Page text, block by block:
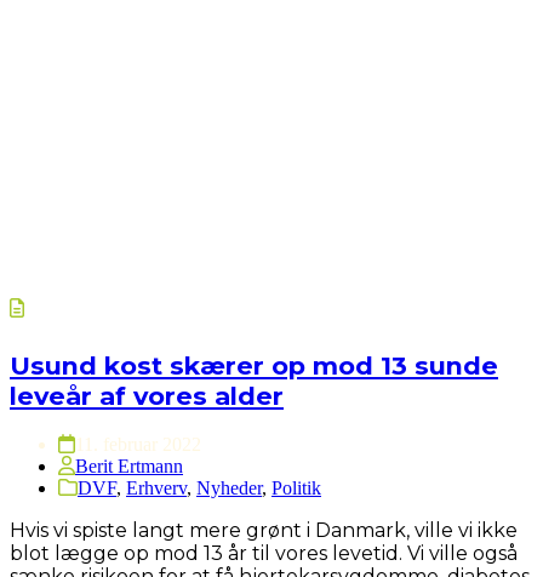
Usund kost skærer op mod 13 sunde
leveår af vores alder
11. februar 2022
Berit Ertmann
DVF, Erhverv, Nyheder, Politik
Hvis vi spiste langt mere grønt i Danmark, ville vi ikke
blot lægge op mod 13 år til vores levetid. Vi ville også